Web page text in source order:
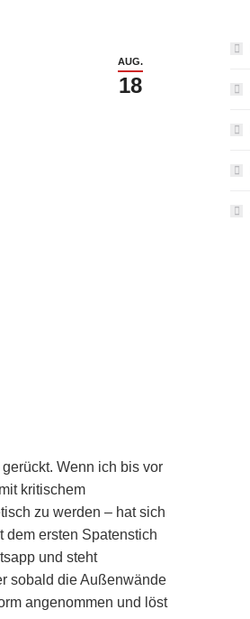
AUG.
18
Wenn ich bis vor
kritischem
zu werden – hat sich
dem ersten Spatenstich
und steht
sobald die Außenwände
angenommen und löst